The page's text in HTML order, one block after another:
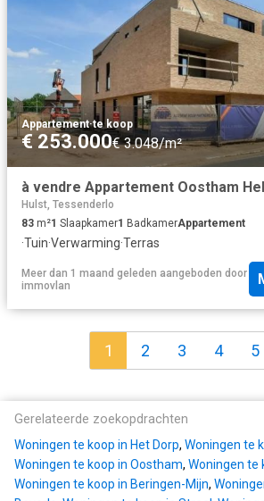
Appartement·te koop
€ 253.000€ 3.048/m²
à vendre Appartement Oostham
Hulst, Tessenderlo
83 m²1 Slaapkamer1 BadkamerAppartement
·Tuin·Verwarming·Terras
Meer dan 1 maand geleden aangeboden door
immovlan
1 2 3 4 5
Gerelateerde zoekopdrachten
Woningen te koop in Het Dorp, Woningen te
Woningen te koop in Oostham, Woningen te
Woningen te koop in Beringen-Mijn,